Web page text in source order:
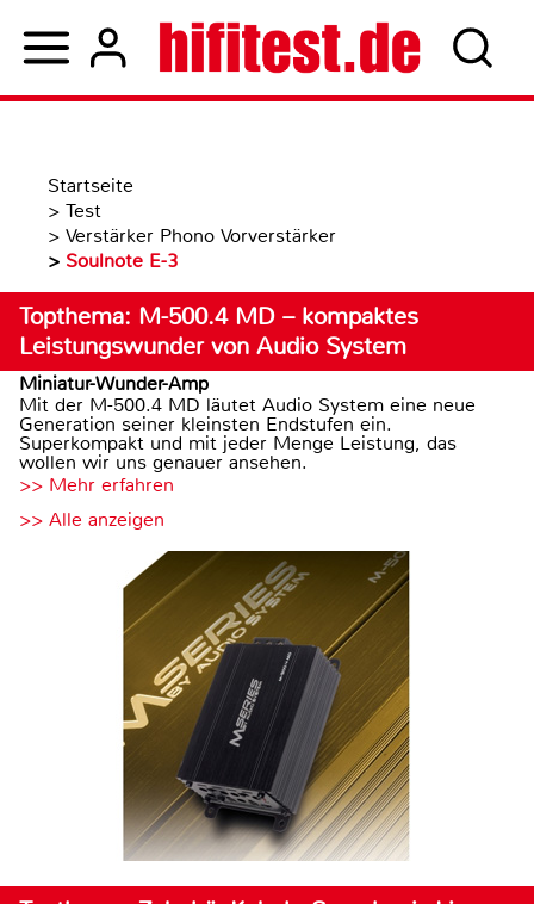
Startseite
> Test
> Verstärker Phono Vorverstärker
> Soulnote E-3
Topthema: M-500.4 MD – kompaktes
Leistungswunder von Audio System
Miniatur-Wunder-Amp
Mit der M-500.4 MD läutet Audio System eine neue
Generation seiner kleinsten Endstufen ein.
Superkompakt und mit jeder Menge Leistung, das
wollen wir uns genauer ansehen.
>> Mehr erfahren
>> Alle anzeigen